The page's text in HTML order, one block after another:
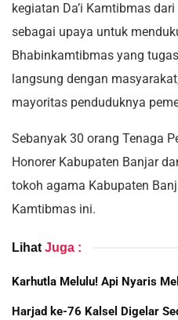
kegiatan Da’i Kamtibmas
sebagai upaya untuk
Bhabinkamtibmas yang
langsung dengan
mayoritas penduduknya
Sebanyak 30 orang Tenaga
Honorer Kabupaten Banjar
tokoh agama Kabupaten
Kamtibmas ini.
Lihat Juga :
Karhutla Melulu! Api Nyaris
Harjad ke-76 Kalsel Digelar